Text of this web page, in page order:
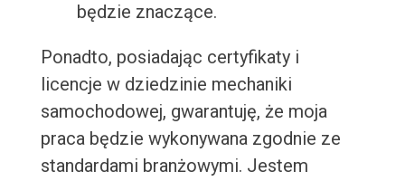
będzie znaczące.
Ponadto, posiadając certyfikaty i
licencje w dziedzinie mechaniki
samochodowej, gwarantuję, że moja
praca będzie wykonywana zgodnie ze
standardami branżowymi. Jestem